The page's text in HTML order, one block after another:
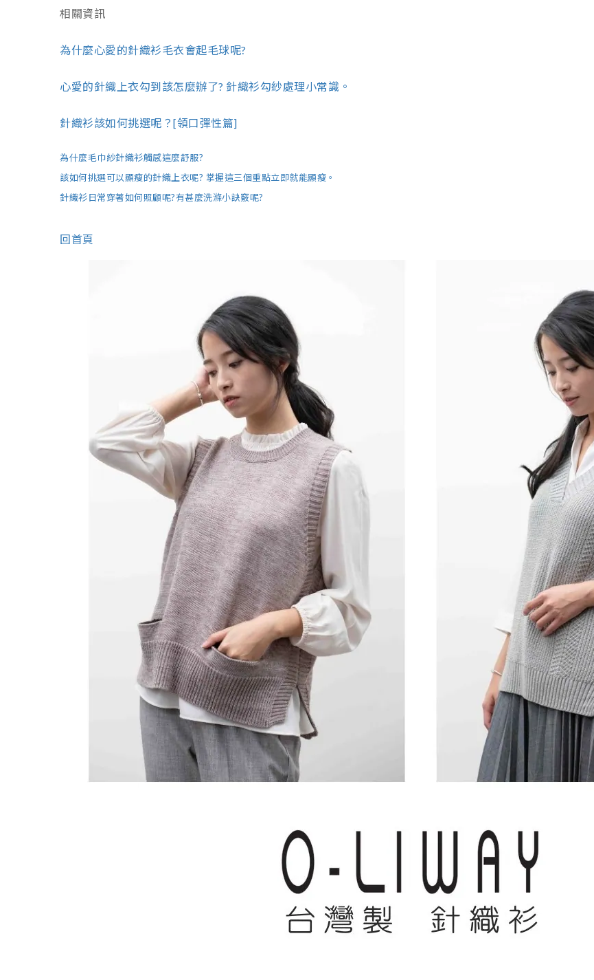
相關資訊
為什麼心愛的針織衫毛衣會起毛球呢?
心愛的針織上衣勾到該怎麼辦了? 針織衫勾紗處理小常識。
針織衫該如何挑選呢？[領口彈性篇]
為什麼毛巾紗針織衫觸感這麼舒服?
該如何挑選可以顯瘦的針織上衣呢? 掌握這三個重點立即就能顯瘦。
針織衫日常穿著如何照顧呢?有甚麼洗滌小訣竅呢?
回首頁